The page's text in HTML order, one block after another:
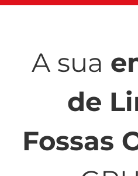
A sua
de
Fossas